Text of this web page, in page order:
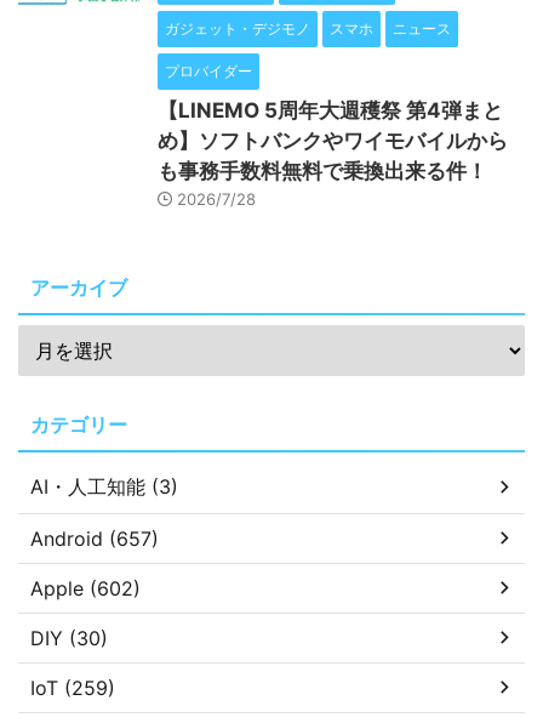
ガジェット・デジモノ スマホ ニュース
プロバイダー
【LINEMO 5周年大週穫祭 第4弾まと
め】ソフトバンクやワイモバイルから
も事務手数料無料で乗換出来る件！
2026/7/28
アーカイブ
カテゴリー
AI・人工知能 (3)
Android (657)
Apple (602)
DIY (30)
IoT (259)